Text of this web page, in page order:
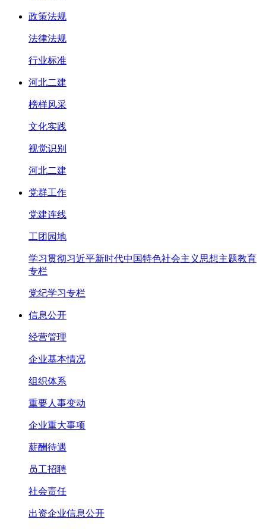
政策法规
法律法规
行业标准
河北二建
榜样风采
文化实践
视觉识别
河北二建
党群工作
党建连线
工团园地
学习贯彻习近平新时代中国特色社会主义思想主题教育
专栏
党纪学习专栏
信息公开
经营管理
企业基本情况
组织体系
重要人事变动
企业重大事项
薪酬待遇
员工招聘
社会责任
出资企业信息公开